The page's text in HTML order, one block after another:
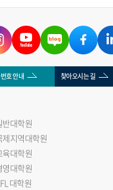
호 안내 찾아오시는 길
반대학원
제지역대학원
육대학원
영대학원
대학원